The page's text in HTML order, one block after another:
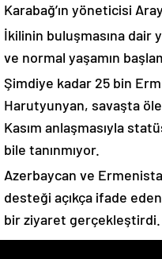
Karabağ’ın yöneticisi
İkilinin buluşmasına dair
ve normal yaşamın
Şimdiye kadar 25 bin
Harutyunyan, savaşta
Kasım anlaşmasıyla
bile tanınmıyor.
Azerbaycan ve
desteği açıkça ifade
bir ziyaret gerçekleştirdi.